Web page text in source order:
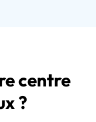
centre
?